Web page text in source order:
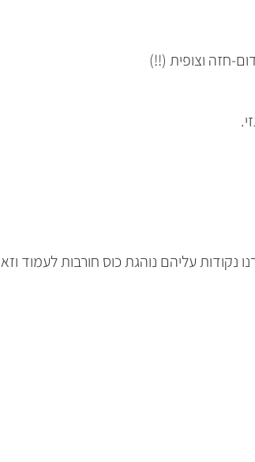
חזה וצופית (!!)
עליהם נוהגת כוס חורבות לעמוד